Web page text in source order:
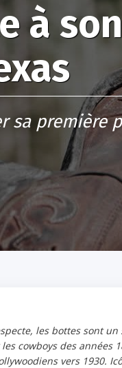
à
sa première
les bottes sont un
cowboys des années
vers 1930.